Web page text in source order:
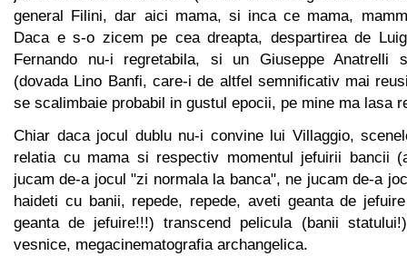
general Filini, dar aici mama, si inca ce mama,
Daca e s-o zicem pe cea dreapta, despartirea de
Fernando nu-i regretabila, si un Giuseppe Anatrelli
(dovada Lino Banfi, care-i de altfel semnificativ mai
se scalimbaie probabil in gustul epocii, pe mine ma lasa
Chiar daca jocul dublu nu-i convine lui Villaggio,
relatia cu mama si respectiv momentul jefuirii bancii
jucam de-a jocul "zi normala la banca", ne jucam de-a
haideti cu banii, repede, repede, aveti geanta de
geanta de jefuire!!!) transcend pelicula (banii
vesnice, megacinematografia archangelica.